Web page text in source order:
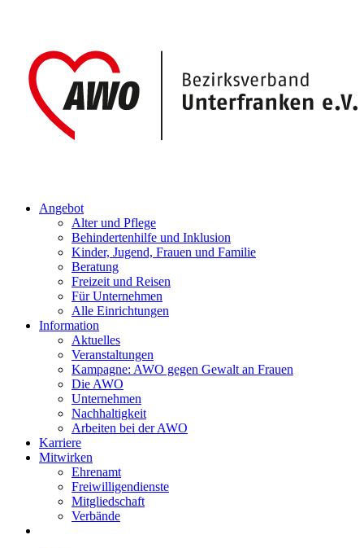
Angebot
Alter und Pflege
Behindertenhilfe und Inklusion
Kinder, Jugend, Frauen und Familie
Beratung
Freizeit und Reisen
Für Unternehmen
Alle Einrichtungen
Information
Aktuelles
Veranstaltungen
Kampagne: AWO gegen Gewalt an Frauen
Die AWO
Unternehmen
Nachhaltigkeit
Arbeiten bei der AWO
Karriere
Mitwirken
Ehrenamt
Freiwilligendienste
Mitgliedschaft
Verbände